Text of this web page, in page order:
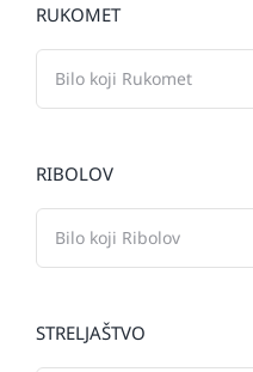
RUKOMET
RIBOLOV
STRELJAŠTVO